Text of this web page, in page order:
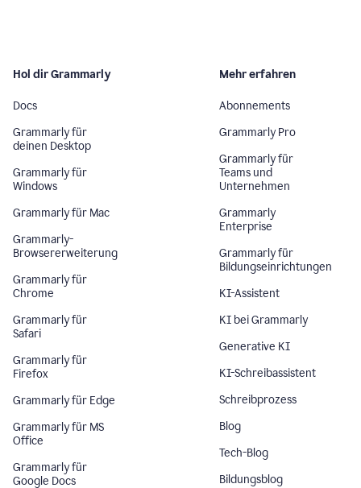
Hol dir Grammarly
Docs
Grammarly für
deinen Desktop
Grammarly für
Windows
Grammarly für Mac
Grammarly-
Browsererweiterung
Grammarly für
Chrome
Grammarly für
Safari
Grammarly für
Firefox
Grammarly für Edge
Grammarly für MS
Office
Grammarly für
Google Docs
Mehr erfahren
Abonnements
Grammarly Pro
Grammarly für
Teams und
Unternehmen
Grammarly
Enterprise
Grammarly für
Bildungseinrichtungen
KI-Assistent
KI bei Grammarly
Generative KI
KI-Schreibassistent
Schreibprozess
Blog
Tech-Blog
Bildungsblog